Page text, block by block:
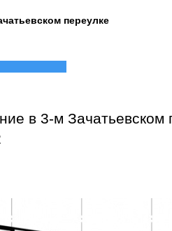
переулке
в 3-м Зачатьевском